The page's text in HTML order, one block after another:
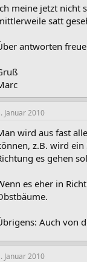
meine jetzt nicht
satt
antworten
Januar 2010
wird aus fast
z.B. wird
es gehen
es eher in
Auch von
Januar 2010